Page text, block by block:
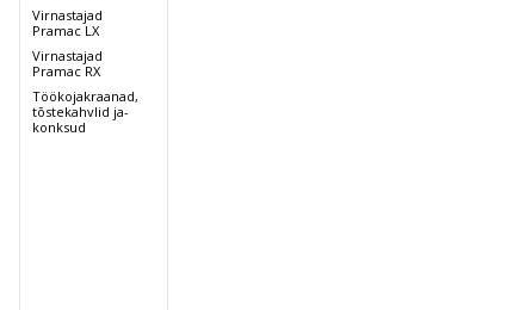
Virnastajad
Pramac LX
Virnastajad
Pramac RX
Töökojakraanad,
tõstekahvlid ja-
konksud